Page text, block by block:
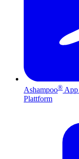
Ashampoo® App
Plattform